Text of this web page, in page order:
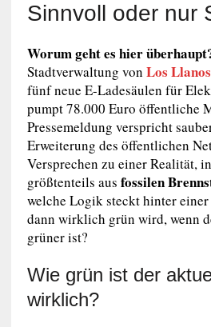
Sinnvoll oder nur
Worum geht es hier
Stadtverwaltung von Los
fünf neue E-Ladesäulen für
pumpt 78.000 Euro öffentliche
Pressemeldung verspricht
Erweiterung des öffentlichen
Versprechen zu einer Realität,
größtenteils aus fossilen
welche Logik steckt hinter
dann wirklich grün wird, wenn
grüner ist?
Wie grün ist der
wirklich?